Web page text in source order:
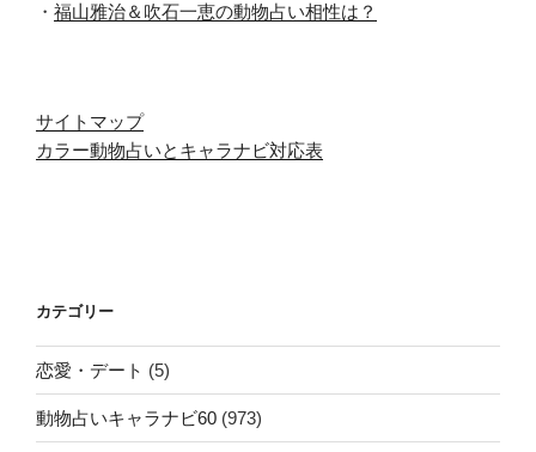
・ 福山雅治＆吹石一恵の動物占い相性は？
サイトマップ
カラー動物占いとキャラナビ対応表
カテゴリー
恋愛・デート (5)
動物占いキャラナビ60 (973)